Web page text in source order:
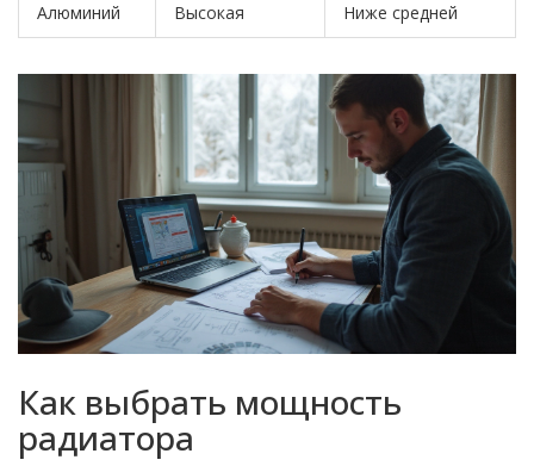
Алюминий Высокая Ниже средней
Как выбрать мощность
радиатора